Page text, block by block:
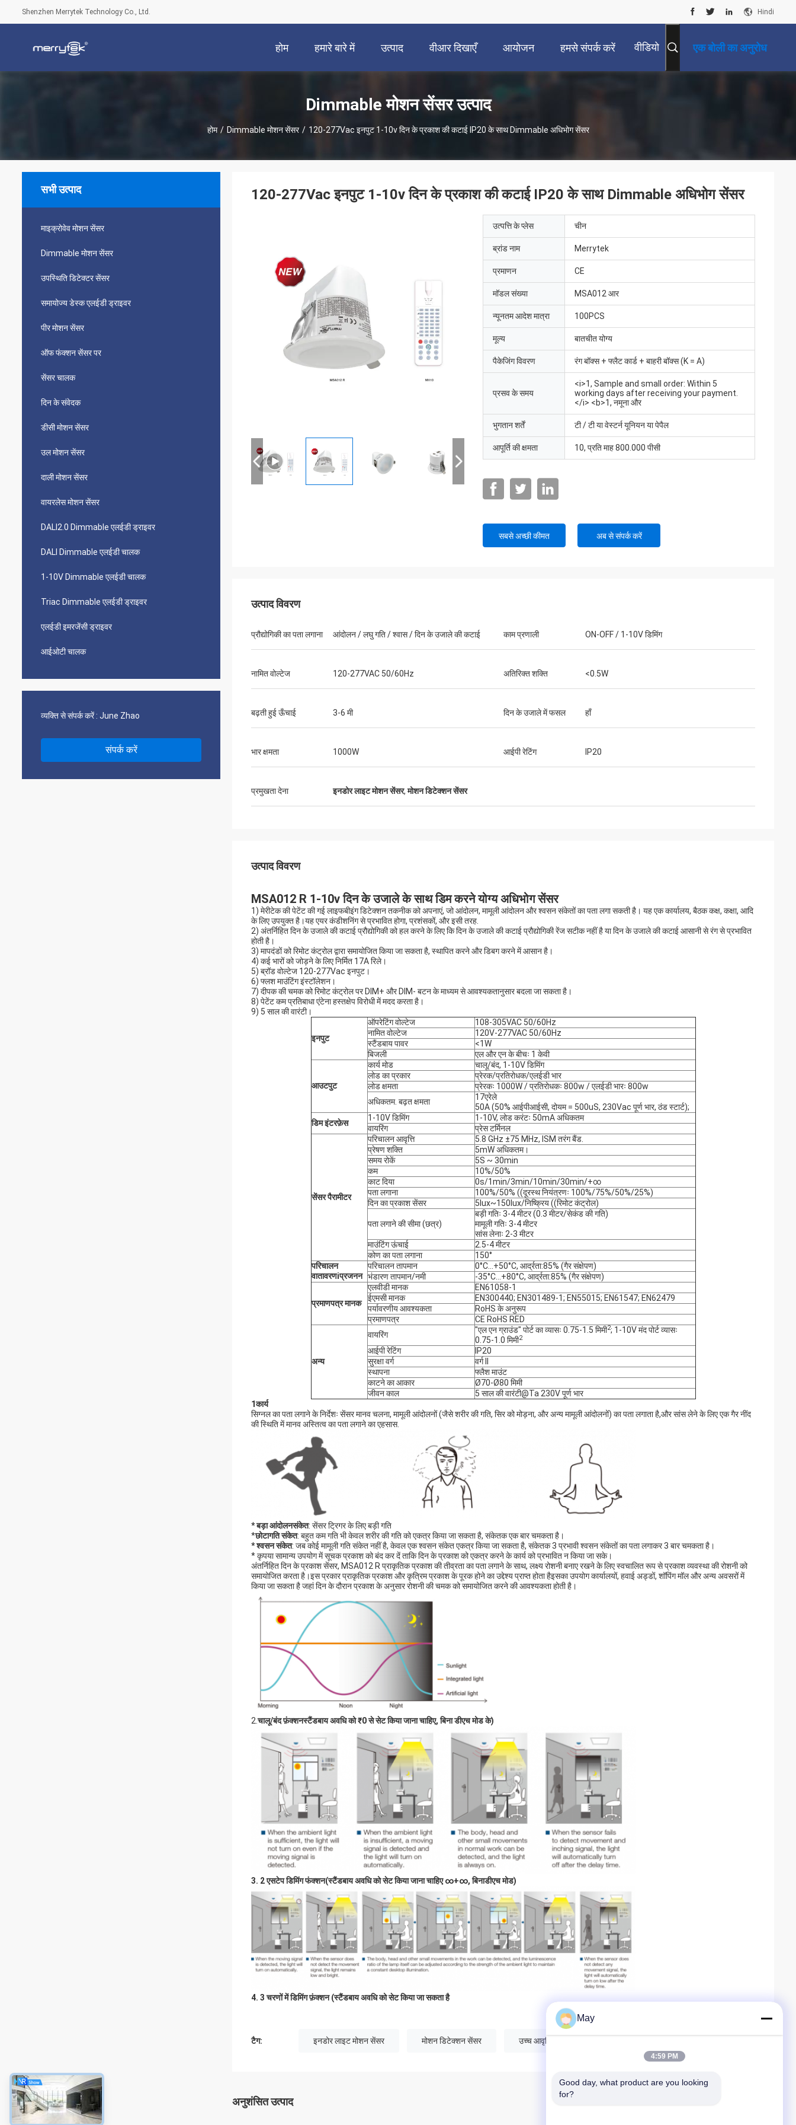
Shenzhen Merrytek Technology Co., Ltd. Hindi
होम हमारे बारे में उत्पाद वीआर दिखाएँ आयोजन हमसे संपर्क करें वीडियो एक बोली का अनुरोध
Dimmable मोशन सेंसर उत्पाद
होम / Dimmable मोशन सेंसर / 120-277Vac इनपुट 1-10v दिन के प्रकाश की कटाई IP20 के साथ Dimmable अधिभोग सेंसर
सभी उत्पाद
माइक्रोवेव मोशन सेंसर
Dimmable मोशन सेंसर
उपस्थिति डिटेक्टर सेंसर
समायोज्य डेस्क एलईडी ड्राइवर
पीर मोशन सेंसर
ऑफ फंक्शन सेंसर पर
सेंसर चालक
दिन के संवेदक
डीसी मोशन सेंसर
उल मोशन सेंसर
दाली मोशन सेंसर
वायरलेस मोशन सेंसर
DALI2.0 Dimmable एलईडी ड्राइवर
DALI Dimmable एलईडी चालक
1-10V Dimmable एलईडी चालक
Triac Dimmable एलईडी ड्राइवर
एलईडी इमरजेंसी ड्राइवर
आईओटी चालक
व्यक्ति से संपर्क करें : June Zhao
संपर्क करें
120-277Vac इनपुट 1-10v दिन के प्रकाश की कटाई IP20 के साथ Dimmable अधिभोग सेंसर
उत्पत्ति के प्लेस चीन
ब्रांड नाम Merrytek
प्रमाणन CE
मॉडल संख्या MSA012 आर
न्यूनतम आदेश मात्रा 100PCS
मूल्य बातचीत योग्य
पैकेजिंग विवरण रंग बॉक्स + फ्लैट कार्ड + बाहरी बॉक्स (K = A)
प्रसव के समय
<i>1, Sample and small order: Within 5
working days after receiving your payment.
</i> <b>1, नमूना और
भुगतान शर्तें टी / टी या वेस्टर्न यूनियन या पेपैल
आपूर्ति की क्षमता 10, प्रति माह 800.000 पीसी
सबसे अच्छी कीमत अब से संपर्क करें
उत्पाद विवरण
प्रौद्योगिकी का पता लगाना आंदोलन / लघु गति / श्वास / दिन के उजाले की कटाई काम प्रणाली ON-OFF / 1-10V डिमिंग
नामित वोल्टेज 120-277VAC 50/60Hz अतिरिक्त शक्ति <0.5W
बढ़ती हुई ऊँचाई 3-6 मी दिन के उजाले में फसल हाँ
भार क्षमता 1000W आईपी रेटिंग IP20
प्रमुखता देना इनडोर लाइट मोशन सेंसर,मोशन डिटेक्शन सेंसर
उत्पाद विवरण
MSA012 R 1-10v दिन के उजाले के साथ डिम करने योग्य अधिभोग सेंसर
1) मेरीटेक की पेटेंट की गई लाइफबीइंग डिटेक्शन तकनीक को अपनाएं, जो आंदोलन, मामूली आंदोलन और श्वसन संकेतों का पता लगा सकती है। यह एक कार्यालय, बैठक कक्ष, कक्षा, आदि
के लिए उपयुक्त है।यह एयर कंडीशनिंग से प्रभावित होगा, प्रशंसकों, और इसी तरह.
2) अंतर्निहित दिन के उजाले की कटाई प्रौद्योगिकी को हल करने के लिए कि दिन के उजाले की कटाई प्रौद्योगिकी रेंज सटीक नहीं है या दिन के उजाले की कटाई आसानी से रंग से प्रभावित
होती है।
3) मापदंडों को रिमोट कंट्रोल द्वारा समायोजित किया जा सकता है, स्थापित करने और डिबग करने में आसान है।
4) कई भारों को जोड़ने के लिए निर्मित 17A रिले।
5) ब्रॉड वोल्टेज 120-277Vac इनपुट।
6) फ्लश माउंटिंग इंस्टॉलेशन।
7) दीपक की चमक को रिमोट कंट्रोल पर DIM+ और DIM- बटन के माध्यम से आवश्यकतानुसार बदला जा सकता है।
8) पेटेंट कम प्रतिबाधा एंटेना हस्तक्षेप विरोधी में मदद करता है।
9) 5 साल की वारंटी।
इनपुट
ऑपरेटिंग वोल्टेज
108-305VAC 50/60Hz
नामित वोल्टेज
120V-277VAC 50/60Hz
स्टैंडबाय पावर
<1W
बिजली
एल और एन के बीचः 1 केवी
आउटपुट
कार्य मोड
चालू/बंद, 1-10V डिमिंग
लोड का प्रकार
प्रेरक/प्रतिरोधक/एलईडी भार
लोड क्षमता
प्रेरकः 1000W / प्रतिरोधकः 800w / एलईडी भारः 800w
अधिकतम. बढ़त क्षमता
17एरेले
50A (50% आईपीआईसी, दोयम = 500uS, 230Vac पूर्ण भार, ठंड स्टार्ट);
डिम इंटरफ़ेस
1-10V डिमिंग
1-10V, लोड करंटः 50mA अधिकतम
वायरिंग
प्रेस टर्मिनल
सेंसर पैरामीटर
परिचालन आवृत्ति
5.8 GHz ±75 MHz, ISM तरंग बैंड.
प्रेषण शक्ति
5mW अधिकतम।
समय रोकें
5S ~ 30min
कम
10%/50%
काट दिया
0s/1min/3min/10min/30min/+∞
पता लगाना
100%/50% ((दूरस्थ नियंत्रणः 100%/75%/50%/25%)
दिन का प्रकाश सेंसर
5lux~150lux/निष्क्रिय ((रिमोट कंट्रोल)
पता लगाने की सीमा (छत्र)
बड़ी गतिः 3-4 मीटर (0.3 मीटर/सेकंड की गति)
मामूली गतिः 3-4 मीटर
सांस लेनाः 2-3 मीटर
माउंटिंग ऊंचाई
2.5-4 मीटर
कोण का पता लगाना
150°
परिचालन
वातावरणiप्रजनन
परिचालन तापमान
0°C...+50°C, आर्द्रता:85% (गैर संक्षेपण)
भंडारण तापमान/नमी
-35°C...+80°C, आर्द्रता:85% (गैर संक्षेपण)
प्रमाणपत्र मानक
एलवीडी मानक
EN61058-1
ईएमसी मानक
EN300440; EN301489-1; EN55015; EN61547; EN62479
पर्यावरणीय आवश्यकता
RoHS के अनुरूप
प्रमाणपत्र
CE RoHS RED
अन्य
वायरिंग "एल एन ग्राउंड" पोर्ट का व्यासः 0.75-1.5 मिमी2; 1-10V मंद पोर्ट व्यासः
0.75-1.0 मिमी2
आईपी रेटिंग
IP20
सुरक्षा वर्ग
वर्ग II
स्थापना
फ्लैश माउंट
काटने का आकार
Ø70-Ø80 मिमी
जीवन काल
5 साल की वारंटी@Ta 230V पूर्ण भार
1कार्य
सिग्नल का पता लगाने के निर्देशः सेंसर मानव चलना, मामूली आंदोलनों (जैसे शरीर की गति, सिर को मोड़ना, और अन्य मामूली आंदोलनों) का पता लगाता है,और सांस लेने के लिए एक गैर नींद
की स्थिति में मानव अस्तित्व का पता लगाने का एहसास.
* बड़ा आंदोलनसंकेत: सेंसर ट्रिगर के लिए बड़ी गति
*छोटागति संकेत: बहुत कम गति भी केवल शरीर की गति को एकत्र किया जा सकता है, संकेतक एक बार चमकता है।
* श्वसन संकेत: जब कोई मामूली गति संकेत नहीं है, केवल एक श्वसन संकेत एकत्र किया जा सकता है, संकेतक 3 प्रभावी श्वसन संकेतों का पता लगाकर 3 बार चमकता है।
* कृपया सामान्य उपयोग में सूचक प्रकाश को बंद कर दें ताकि दिन के प्रकाश को एकत्र करने के कार्य को प्रभावित न किया जा सके।
अंतर्निहित दिन के प्रकाश सेंसर, MSA012 R प्राकृतिक प्रकाश की तीव्रता का पता लगाने के साथ, लक्ष्य रोशनी बनाए रखने के लिए स्वचालित रूप से प्रकाश व्यवस्था की रोशनी को
समायोजित करता है।इस प्रकार प्राकृतिक प्रकाश और कृत्रिम प्रकाश के पूरक होने का उद्देश्य प्राप्त होता हैइसका उपयोग कार्यालयों, हवाई अड्डों, शॉपिंग मॉल और अन्य अवसरों में
किया जा सकता है जहां दिन के दौरान प्रकाश के अनुसार रोशनी की चमक को समायोजित करने की आवश्यकता होती है।
2.चालू/बंद फ़ंक्शनस्टैंडबाय अवधि को ₹0 से सेट किया जाना चाहिए, बिना डीएच मोड के)
3. 2 एसटेप डिमिंग फंक्शन(स्टैंडबाय अवधि को सेट किया जाना चाहिए ∞+∞, बिनाडीएच मोड)
4. 3 चरणों में डिमिंग फ़ंक्शन (स्टैंडबाय अवधि को सेट किया जा सकता है
टैग: इनडोर लाइट मोशन सेंसर मोशन डिटेक्शन सेंसर उच्च आवृत्ति सेंसर
अनुशंसित उत्पाद
May
4:59 PM
Good day, what product are you looking
for?